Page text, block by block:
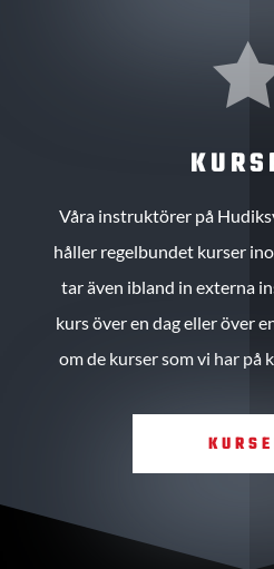
Våra instruktörer på
håller regelbundet kurser
tar även ibland in externa
kurs över en dag eller över
om de kurser som vi har på